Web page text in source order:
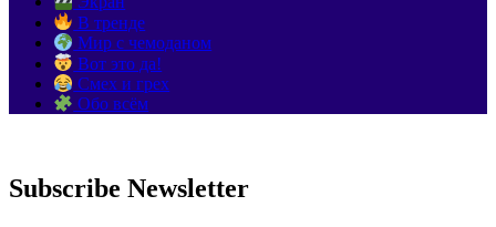
В тренде
Мир с чемоданом
Вот это да!
Смех и грех
Обо всём
Subscribe Newsletter